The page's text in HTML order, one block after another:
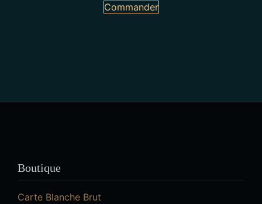
Commander
Boutique
Carte Blanche Brut